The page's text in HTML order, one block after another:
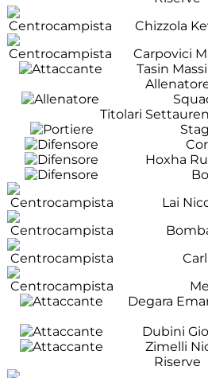
Chizzola
Carpovici
Tasin
Titolari
Hoxha
Lai
Degara
Dubini
Zimelli
Riserve